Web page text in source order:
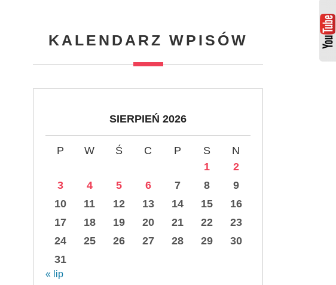
KALENDARZ WPISÓW
SIERPIEŃ 2026
P W Ś C P S
N
1
2
3
4 5 6 7 8
9
10
11 12 13 14 15
16
17
18 19 20 21 22
23
24
25 26 27 28 29
30
31
« lip